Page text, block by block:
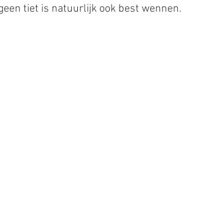
tiet is natuurlijk ook best wennen.